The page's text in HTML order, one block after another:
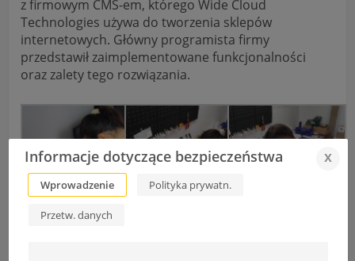
z firmowym CMS-em, którego Wide Cloud
Technologies używa do tworzenia sklepów
internetowych. Główny programista firmy
przedstawił zaimplementowane funkcjonalności
oraz zalety tego rozwiązania.
Informacje dotyczące bezpieczeństwa x
Wprowadzenie Polityka prywatn.
Przetw. danych